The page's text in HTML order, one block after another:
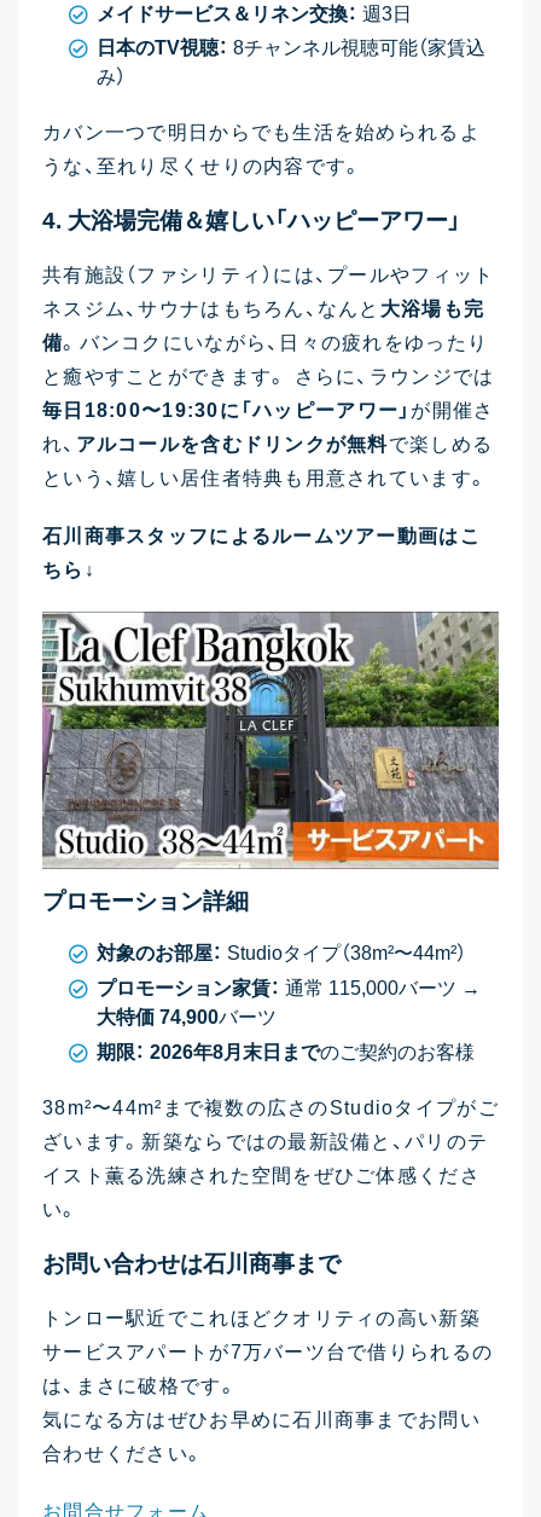
メイドサービス＆リネン交換： 週3日
日本のTV視聴： 8チャンネル視聴可能（家賃込
み）
カバン一つで明日からでも生活を始められるよ
うな、至れり尽くせりの内容です。
4. 大浴場完備＆嬉しい「ハッピーアワー」
共有施設（ファシリティ）には、プールやフィット
ネスジム、サウナはもちろん、なんと 大浴場も完
備。バンコクにいながら、日々の疲れをゆったり
と癒やすことができます。 さらに、ラウンジでは
毎日18:00〜19:30に「ハッピーアワー」 が開催さ
れ、 アルコールを含むドリンクが無料で楽しめる
という、嬉しい居住者特典も用意されています。
石川商事スタッフによるルームツアー動画はこ
ちら↓
プロモーション詳細
対象のお部屋： Studioタイプ（38m²〜44m²）
プロモーション家賃： 通常 115,000バーツ →
大特価 74,900バーツ
期限： 2026年8月末日までのご契約のお客様
38m²〜44m²まで複数の広さのStudioタイプがご
ざいます。新築ならではの最新設備と、パリのテ
イスト薫る洗練された空間をぜひご体感くださ
い。
お問い合わせは石川商事まで
トンロー駅近でこれほどクオリティの高い新築
サービスアパートが7万バーツ台で借りられるの
は、まさに破格です。
気になる方はぜひお早めに石川商事までお問い
合わせください。
お問合せフォーム